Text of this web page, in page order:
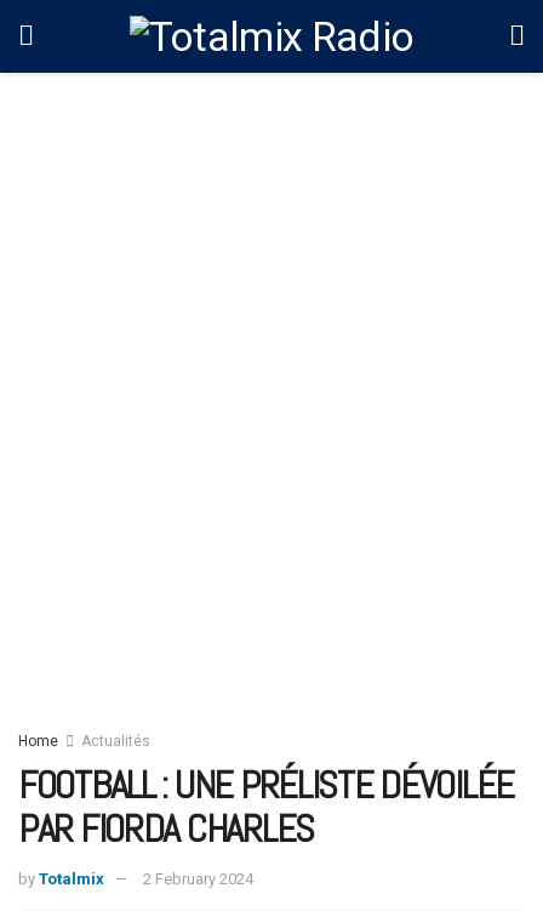
Home Actualités
FOOTBALL : UNE PRÉLISTE DÉVOILÉE
PAR FIORDA CHARLES
by Totalmix 2 February 2024